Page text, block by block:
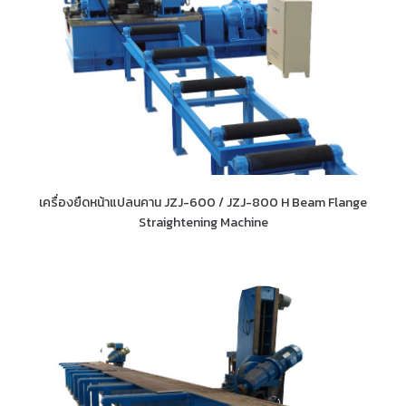
เครื่องยืดหน้าแปลนคาน JZJ-600 / JZJ-800 H Beam Flange
Straightening Machine